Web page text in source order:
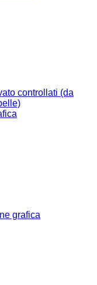
controllati (da
grafica